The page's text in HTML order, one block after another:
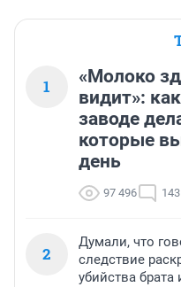
1
«Молоко
видит»:
заводе
которые
день
97 496 143
2
Думали, что
следствие
убийства